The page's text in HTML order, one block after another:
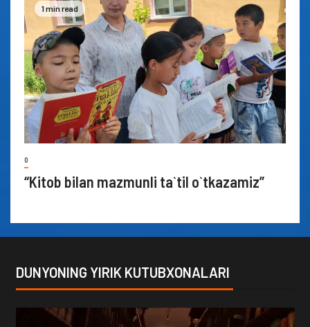
1 min read
0
“Kitob bilan mazmunli ta`til o`tkazamiz”
DUNYONING YIRIK KUTUBXONALARI